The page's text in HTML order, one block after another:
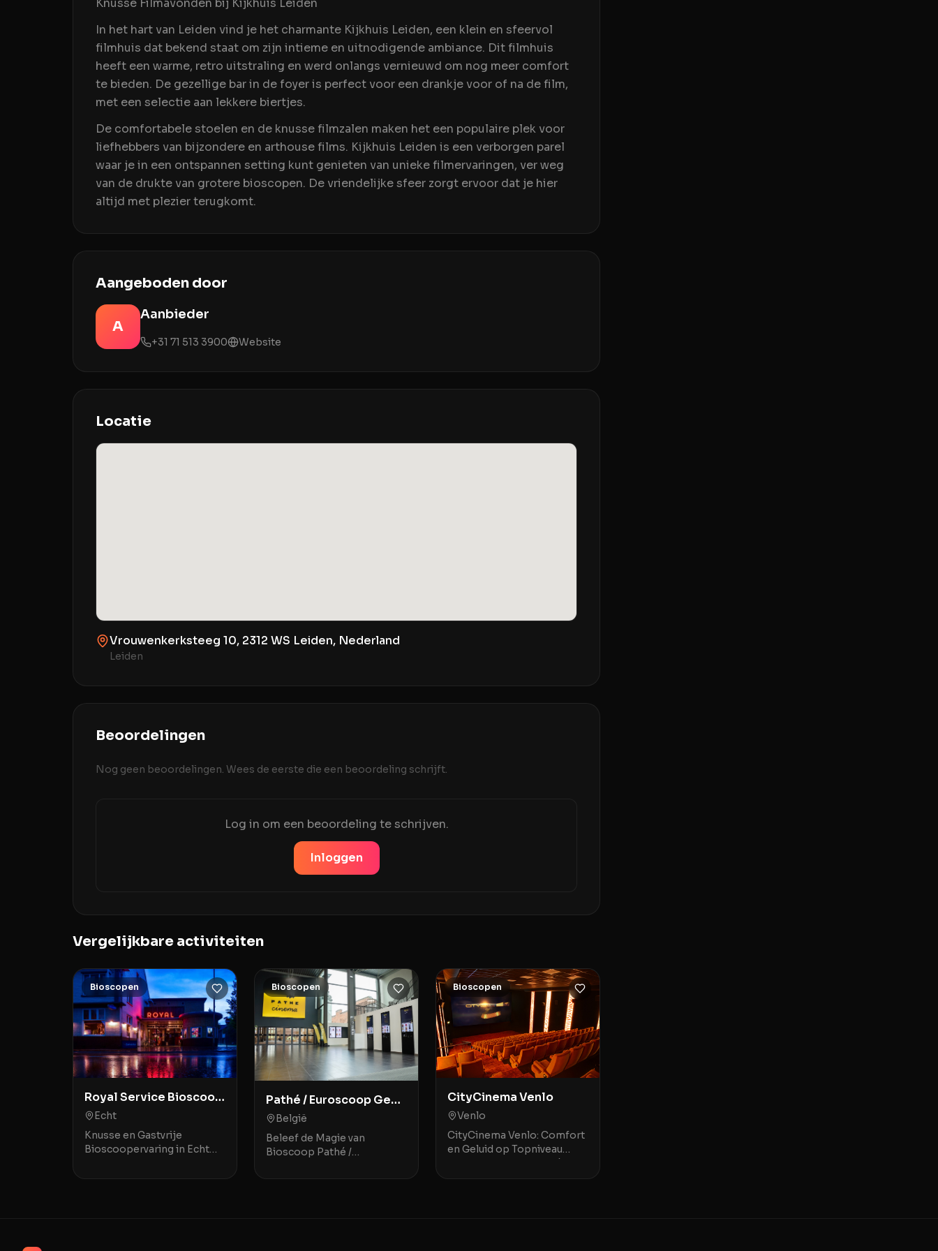
Knusse Filmavonden bij Kijkhuis Leiden
In het hart van Leiden vind je het charmante Kijkhuis Leiden, een klein en sfeervol
filmhuis dat bekend staat om zijn intieme en uitnodigende ambiance. Dit filmhuis
heeft een warme, retro uitstraling en werd onlangs vernieuwd om nog meer comfort
te bieden. De gezellige bar in de foyer is perfect voor een drankje voor of na de film,
met een selectie aan lekkere biertjes.
De comfortabele stoelen en de knusse filmzalen maken het een populaire plek voor
liefhebbers van bijzondere en arthouse films. Kijkhuis Leiden is een verborgen parel
waar je in een ontspannen setting kunt genieten van unieke filmervaringen, ver weg
van de drukte van grotere bioscopen. De vriendelijke sfeer zorgt ervoor dat je hier
altijd met plezier terugkomt.
Aangeboden door
A
Aanbieder
+31 71 513 3900 Website
Locatie
Vrouwenkerksteeg 10, 2312 WS Leiden, Nederland
Leiden
Beoordelingen
Nog geen beoordelingen. Wees de eerste die een beoordeling schrijft.
Log in om een beoordeling te schrijven.
Inloggen
Vergelijkbare activiteiten
Bioscopen
Royal Service Bioscoop
🍿Echt
Knusse en Gastvrije
Bioscoopervaring in Echt
Echt staat bekend om haar
Bioscopen
Pathé / Euroscoop Genk
🍿België
Beleef de Magie van
Bioscoop Pathé /
Euroscoop Genk is een
Bioscopen
CityCinema Venlo
Venlo
CityCinema Venlo: Comfort
en Geluid op Topniveau
CityCinema Venlo is dé
favoriete movie theater in